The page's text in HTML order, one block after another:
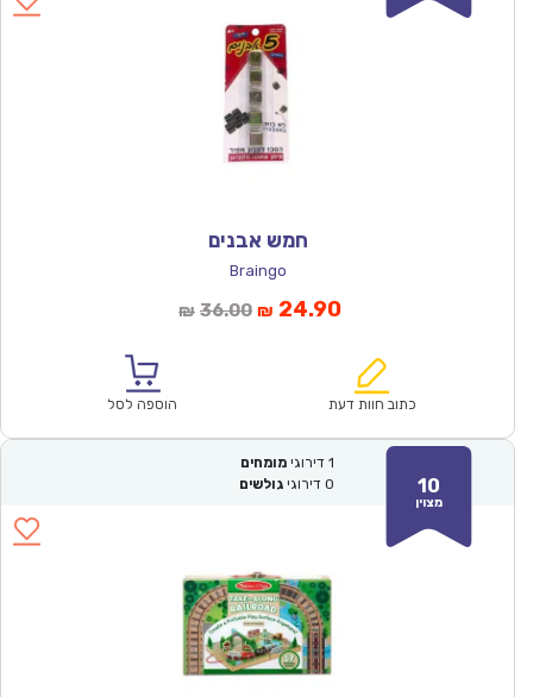
חמש אבנים
Braingo
₪ 36.00המחיר
₪36.00.
₪ 24.90המחיר
הוא:
כתוב חוות דעת הוספה לסל
10
מצוין
1 דירוגי מומחים
0 דירוגי גולשים